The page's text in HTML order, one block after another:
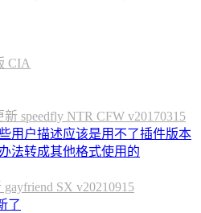
CIA
speedfly NTR CFW v20170315
用户描述应该是用不了插件版本
法转成其他格式使用的
SX v20210915
了